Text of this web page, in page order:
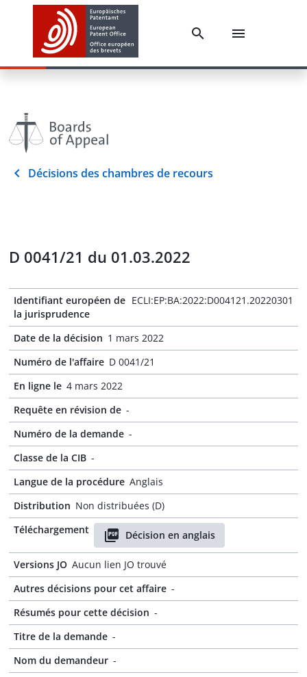
Décisions des chambres de recours
D 0041/21 du 01.03.2022
Identifiant européen de
la jurisprudence
ECLI:EP:BA:2022:D004121.20220301
Date de la décision 1 mars 2022
Numéro de l'affaire D 0041/21
En ligne le 4 mars 2022
Requête en révision de -
Numéro de la demande -
Classe de la CIB -
Langue de la procédure Anglais
Distribution Non distribuées (D)
Téléchargement
Décision en anglais
Versions JO Aucun lien JO trouvé
Autres décisions pour cet affaire -
Résumés pour cette décision -
Titre de la demande -
Nom du demandeur -